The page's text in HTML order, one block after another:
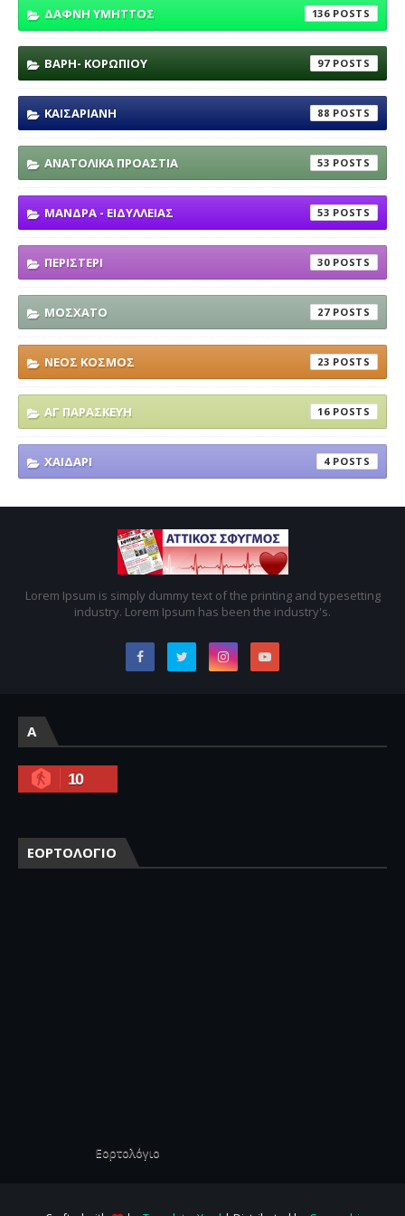
ΔΑΦΝΗ ΥΜΗΤΤΟΣ 136
ΒΑΡΗ- ΚΟΡΩΠΙΟΥ 97
ΚΑΙΣΑΡΙΑΝΗ 88
ΑΝΑΤΟΛΙΚΑ ΠΡΟΑΣΤΙΑ 53
ΜΑΝΔΡΑ - ΕΙΔΥΛΛΕΙΑΣ 53
ΠΕΡΙΣΤΕΡΙ 30
ΜΟΣΧΑΤΟ 27
ΝΕΟΣ ΚΟΣΜΟΣ 23
ΑΓ ΠΑΡΑΣΚΕΥΗ 16
ΧΑΙΔΑΡΙ 4
Lorem Ipsum is simply dummy text of the printing and typesetting
industry. Lorem Ipsum has been the industry's.
A
10
ΕΟΡΤΟΛΟΓΙΟ
Εορτολόγιο